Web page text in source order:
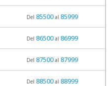
Del 85500al 85999
Del 86500al 86999
Del 87500al 87999
Del 88500al 88999